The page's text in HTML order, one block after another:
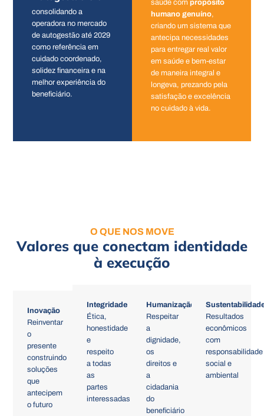
consolidando a
operadora no mercado
de autogestão até 2029
como referência em
cuidado coordenado,
solidez financeira e na
melhor experiência do
beneficiário.
saúde com propósito
humano genuíno,
criando um sistema que
antecipa necessidades
para entregar real valor
em saúde e bem-estar
de maneira integral e
longeva, prezando pela
satisfação e excelência
no cuidado à vida.
O QUE NOS MOVE
Valores que conectam identidade
à execução
Inovação
Reinventar
o
presente
construindo
soluções
que
antecipem
o futuro
Integridade
Ética,
honestidade
e
respeito
a todas
as
partes
interessadas
Humanização
Respeitar
a
dignidade,
os
direitos e
a
cidadania
do
beneficiário
Resultados
econômicos
com
responsabilidade
social e
ambiental